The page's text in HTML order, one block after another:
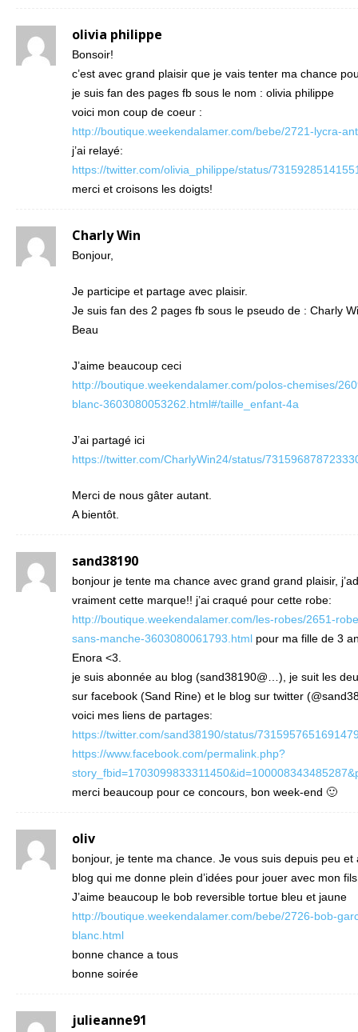
olivia philippe
Bonsoir!
c’est avec grand plaisir que je vais tenter ma chance
je suis fan des pages fb sous le nom : olivia philippe
voici mon coup de coeur :
http://boutique.weekendalamer.com/bebe/2721-lycra-
j’ai relayé:
https://twitter.com/olivia_philippe/status/
merci et croisons les doigts!
Charly Win
Bonjour,
Je participe et partage avec plaisir.
Je suis fan des 2 pages fb sous le pseudo de : Charly
Beau
J’aime beaucoup ceci
http://boutique.weekendalamer.com/polos-chemises/
blanc-3603080053262.html#/taille_enfant-4a
J’ai partagé ici
https://twitter.com/CharlyWin24/status/
Merci de nous gâter autant.
A bientôt.
sand38190
bonjour je tente ma chance avec grand grand plaisir,
vraiment cette marque!! j’ai craqué pour cette robe:
http://boutique.weekendalamer.com/les-robes/2651-
sans-manche-3603080061793.html pour ma fille de 3
Enora <3.
je suis abonnée au blog (sand38190@…), je suit les
sur facebook (Sand Rine) et le blog sur twitter
voici mes liens de partages:
https://twitter.com/sand38190/status/
https://www.facebook.com/permalink.php?
merci beaucoup pour ce concours, bon week-end 🙂
oliv
bonjour, je tente ma chance. Je vous suis depuis peu et
blog qui me donne plein d’idées pour jouer avec mon
J’aime beaucoup le bob reversible tortue bleu et jaune
http://boutique.weekendalamer.com/bebe/2726-bob-
blanc.html
bonne chance a tous
bonne soirée
julieanne91